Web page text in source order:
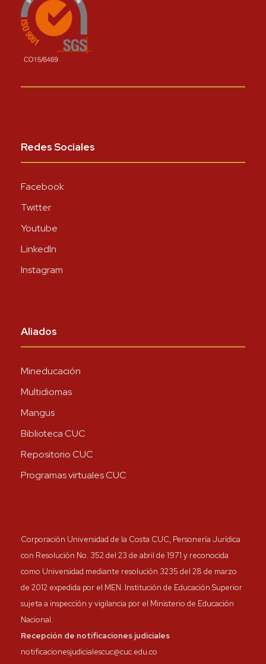
Redes Sociales
Facebook
Twitter
Youtube
LinkedIn
Instagram
Aliados
Mineducación
Multidiomas
Mangus
Biblioteca CUC
Repositorio CUC
Programas virtuales CUC
Corporación Universidad de la Costa CUC, Personería Jurídica
con Resolución No. 352 del 23 de abril de 1971 y reconocida
como Universidad mediante resolución 3235 del 28 de marzo
de 2012 expedida por el MEN. Institución de Educación Superior
sujeta a inspección y vigilancia por el Ministerio de Educación
Nacional.
Recepción de notificaciones judiciales
notificacionesjudicialescuc@cuc.edu.co